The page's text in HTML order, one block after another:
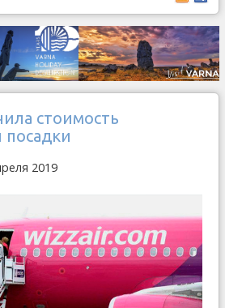
стоимость
2019